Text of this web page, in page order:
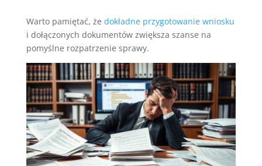
Warto pamiętać, że dokładne przygotowanie wniosku
i dołączonych dokumentów zwiększa szanse na
pomyślne rozpatrzenie sprawy.